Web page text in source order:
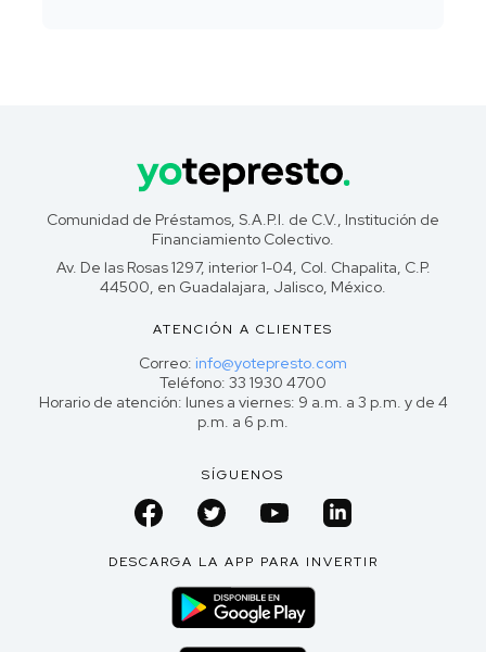
Comunidad de Préstamos, S.A.P.I. de C.V., Institución de
Financiamiento Colectivo.
Av. De las Rosas 1297, interior 1-04, Col. Chapalita, C.P.
44500, en Guadalajara, Jalisco, México.
ATENCIÓN A CLIENTES
Correo: info@yotepresto.com
Teléfono: 33 1930 4700
Horario de atención: lunes a viernes: 9 a.m. a 3 p.m. y de 4
p.m. a 6 p.m.
SÍGUENOS
DESCARGA LA APP PARA INVERTIR